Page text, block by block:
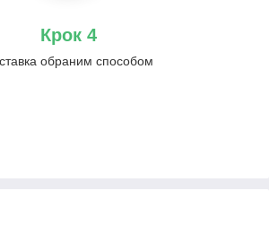
Крок 4
обраним способом